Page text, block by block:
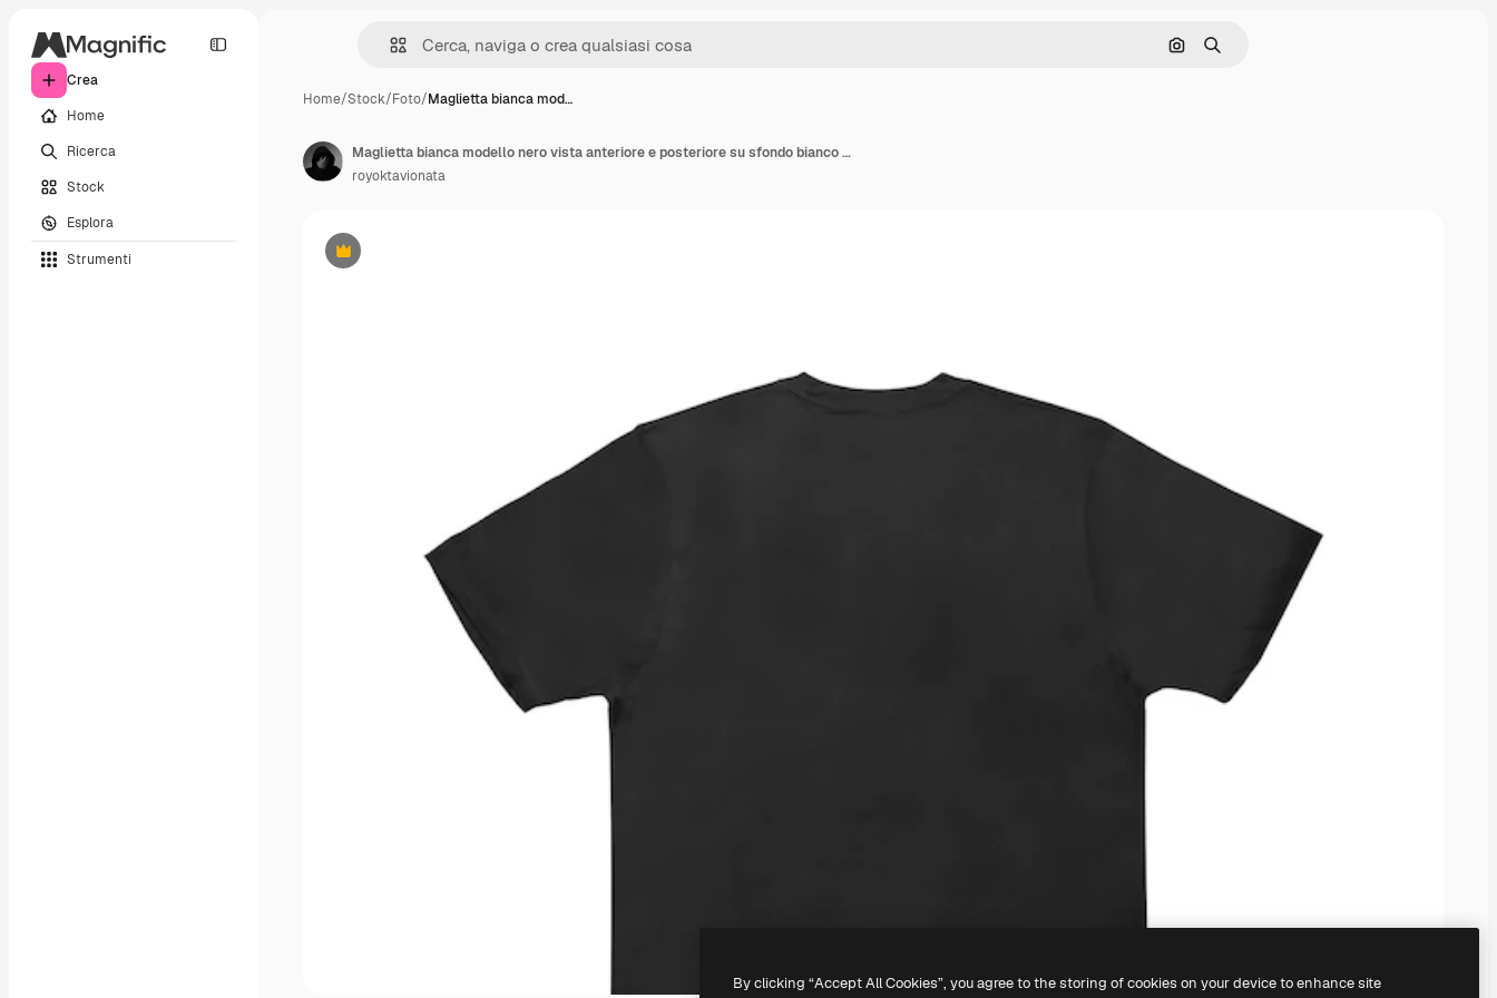
Crea
Home
Ricerca
Stock
Esplora
Strumenti
Cerca per immagine
Ricerca
Home/Stock/Foto/Maglietta bianca mod…
Premium
Maglietta bianca modello nero vista anteriore e posteriore su sfondo bianco modello a maniche corte
royoktavionata
By clicking “Accept All Cookies”, you agree to the storing of cookies on your device to enhance site